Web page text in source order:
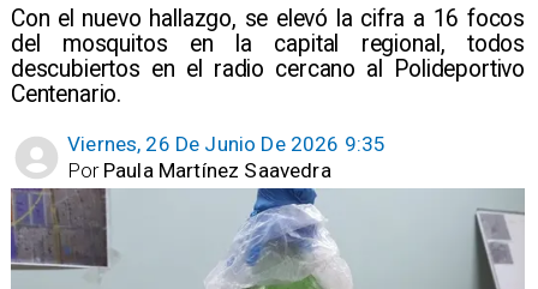
Con el nuevo hallazgo, se elevó la cifra a 16 focos
del mosquitos en la capital regional, todos
descubiertos en el radio cercano al Polideportivo
Centenario.
Viernes, 26 De Junio De 2026 9:35
Paula Martínez Saavedra
Por